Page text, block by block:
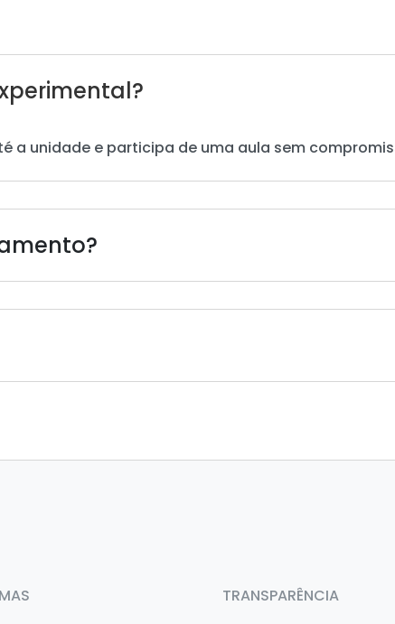
a unidade e participa de uma aula sem
TRANSPARÊNCIA